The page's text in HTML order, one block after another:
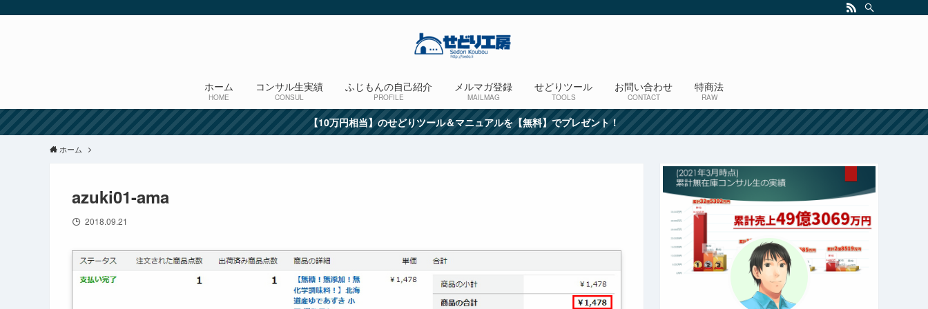
ホーム
HOME
コンサル生実績
CONSUL
ふじもんの自己紹介
PROFILE
メルマガ登録
MAILMAG
せどりツール
TOOLS
お問い合わせ
CONTACT
特商法
RAW
【10万円相当】のせどりツール＆マニュアルを【無料】でプレゼント！
ホーム
azuki01-ama
2018.09.21